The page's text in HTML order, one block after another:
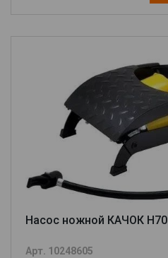
Насос ножной КАЧОК H70
Арт. 10248605